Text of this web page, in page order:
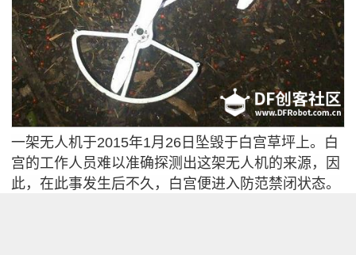
一架无人机于2015年1月26日坠毁于白宫草坪上。白
宫的工作人员难以准确探测出这架无人机的来源，因
此，在此事发生后不久，白宫便进入防范禁闭状态。